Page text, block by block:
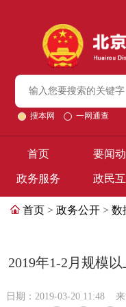
搜本网 一网通查
首页 要闻
政务服务 政民
首页 > 政务公开 > 数
2019年1-2月规模
日期：2019-03-20 11:48